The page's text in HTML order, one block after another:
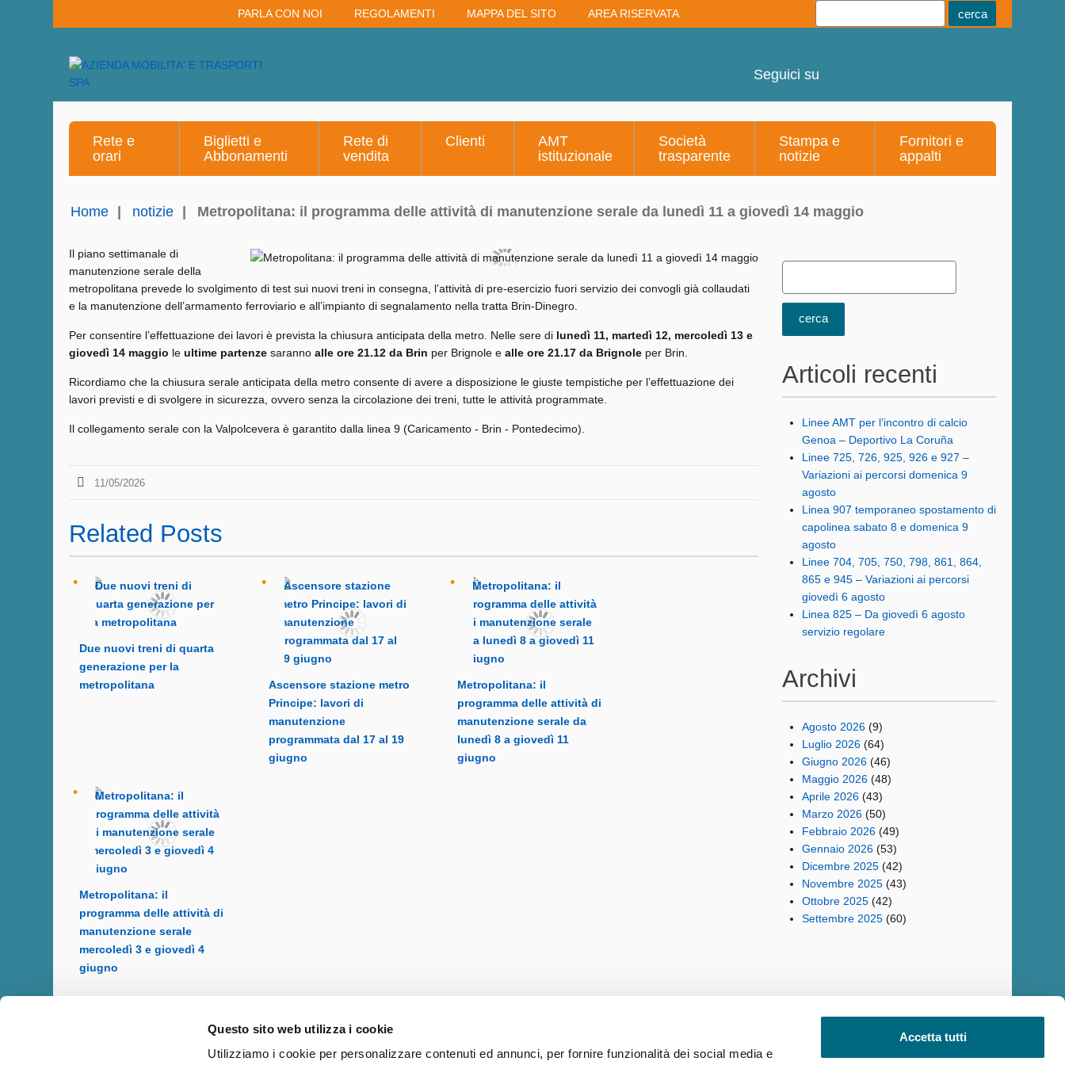
Questo sito web utilizza i cookie
Utilizziamo i cookie per personalizzare contenuti ed annunci, per fornire funzionalità dei social media e
Accetta tutti
PARLA CON NOI REGOLAMENTI MAPPA DEL SITO AREA RISERVATA
Seguici su
Rete e
orari
Biglietti e
Abbonamenti
Rete di
vendita
Clienti
AMT
istituzionale
Società
trasparente
Stampa e
notizie
Fornitori e
appalti
Home notizie Metropolitana: il programma delle attività di manutenzione serale da lunedì 11 a giovedì 14 maggio
Il piano settimanale di
manutenzione serale della
metropolitana prevede lo svolgimento di test sui nuovi treni in consegna, l’attività di pre-esercizio fuori servizio dei convogli già collaudati
e la manutenzione dell’armamento ferroviario e all’impianto di segnalamento nella tratta Brin-Dinegro.
Per consentire l’effettuazione dei lavori è prevista la chiusura anticipata della metro. Nelle sere di lunedì 11, martedì 12, mercoledì 13 e
giovedì 14 maggio le ultime partenze saranno alle ore 21.12 da Brin per Brignole e alle ore 21.17 da Brignole per Brin.
Ricordiamo che la chiusura serale anticipata della metro consente di avere a disposizione le giuste tempistiche per l’effettuazione dei
lavori previsti e di svolgere in sicurezza, ovvero senza la circolazione dei treni, tutte le attività programmate.
Il collegamento serale con la Valpolcevera è garantito dalla linea 9 (Caricamento - Brin - Pontedecimo).
11/05/2026
Related Posts
Due nuovi treni di quarta
generazione per la
metropolitana
Ascensore stazione metro
Principe: lavori di
manutenzione
programmata dal 17 al 19
giugno
Metropolitana: il
programma delle attività di
manutenzione serale da
lunedì 8 a giovedì 11
giugno
Metropolitana: il
programma delle attività di
manutenzione serale
mercoledì 3 e giovedì 4
giugno
Articoli recenti
Linee AMT per l’incontro di calcio
Genoa – Deportivo La Coruña
Linee 725, 726, 925, 926 e 927 –
Variazioni ai percorsi domenica 9
agosto
Linea 907 temporaneo spostamento di
capolinea sabato 8 e domenica 9
agosto
Linee 704, 705, 750, 798, 861, 864,
865 e 945 – Variazioni ai percorsi
giovedì 6 agosto
Linea 825 – Da giovedì 6 agosto
servizio regolare
Archivi
Agosto 2026 (9)
Luglio 2026 (64)
Giugno 2026 (46)
Maggio 2026 (48)
Aprile 2026 (43)
Marzo 2026 (50)
Febbraio 2026 (49)
Gennaio 2026 (53)
Dicembre 2025 (42)
Novembre 2025 (43)
Ottobre 2025 (42)
Settembre 2025 (60)